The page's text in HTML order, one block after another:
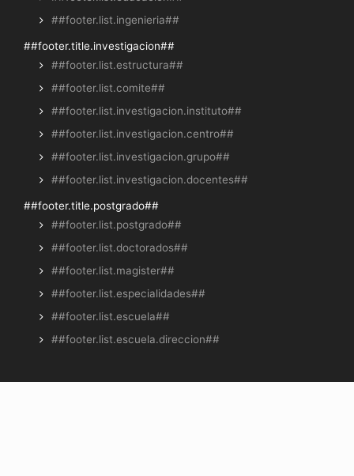
##footer.list.ingenieria##
##footer.title.investigacion##
##footer.list.estructura##
##footer.list.comite##
##footer.list.investigacion.instituto##
##footer.list.investigacion.centro##
##footer.list.investigacion.grupo##
##footer.list.investigacion.docentes##
##footer.title.postgrado##
##footer.list.postgrado##
##footer.list.doctorados##
##footer.list.magister##
##footer.list.especialidades##
##footer.list.escuela##
##footer.list.escuela.direccion##